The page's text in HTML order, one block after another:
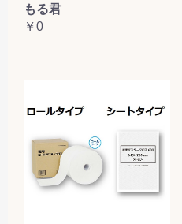
もる君
￥0